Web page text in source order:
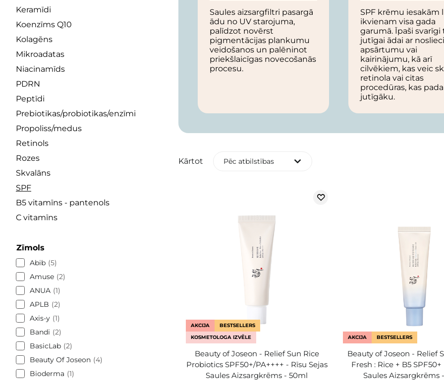
Keramīdi
Koenzīms Q10
Kolagēns
Mikroadatas
Niacinamīds
PDRN
Peptīdi
Prebiotikas/probiotikas/enzīmi
Propoliss/medus
Retinols
Rozes
Skvalāns
SPF
B5 vitamīns - pantenols
C vitamīns
Zīmols
Abib 5
Amuse 2
ANUA 1
APLB
2
Axis-y 1
Bandi
2
BasicLab 2
Beauty Of Joseon 4
Bioderma
1
Saules aizsargfiltri pasargā
ādu no UV starojuma,
palīdzot novērst
pigmentācijas plankumu
veidošanos un palēninot
priekšlaicīgas novecošanās
procesu.
SPF krēmu iesakām
ikvienam visa gada
garumā. Īpaši svarīgi
jutīgai ādai ar
apsārtumu vai
kairinājumu, kā arī
cilvēkiem, kas veic
retinola vai citas
procedūras, kas
jutīgāku.
Kārtot Pēc atbilstības
AKCIJA
BESTSELLERS
KOSMETOLOGA IZVĒLE
Beauty of Joseon - Relief Sun Rice
Probiotics SPF50+/PA++++ - Rīsu Sejas
Saules Aizsargkrēms - 50ml
AKCIJA BESTSELLERS
Beauty of Joseon - Relief
Fresh : Rice + B5 SPF50+
Saules Aizsargkrēms